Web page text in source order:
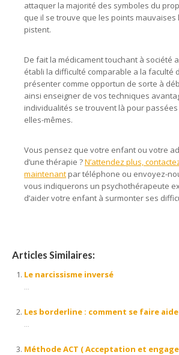
attaquer la majorité des symboles du
que il se trouve que les points
pistent.
De fait la médicament touchant à société
établi la difficulté comparable a la faculté
présenter comme opportun de sorte à
ainsi enseigner de vos techniques
individualités se trouvent là pour
elles-mêmes.
Vous pensez que votre enfant ou votre
d’une thérapie ?N’attendez plus,
maintenant par téléphone ou envoyez-
vous indiquerons un psychothérapeute
d’aider votre enfant à surmonter ses
Articles Similaires:
Le narcissisme inversé
...
Les borderline : comment se faire
...
Méthode ACT ( Acceptation et